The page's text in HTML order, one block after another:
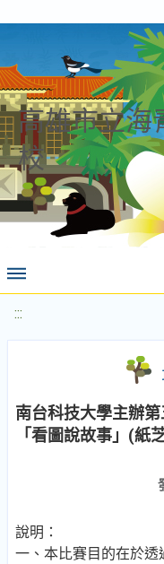
高雄市立海
校
:::
南台科技大學主辦
「看圖說故事」(紙
說明：
一、本比賽目的在於